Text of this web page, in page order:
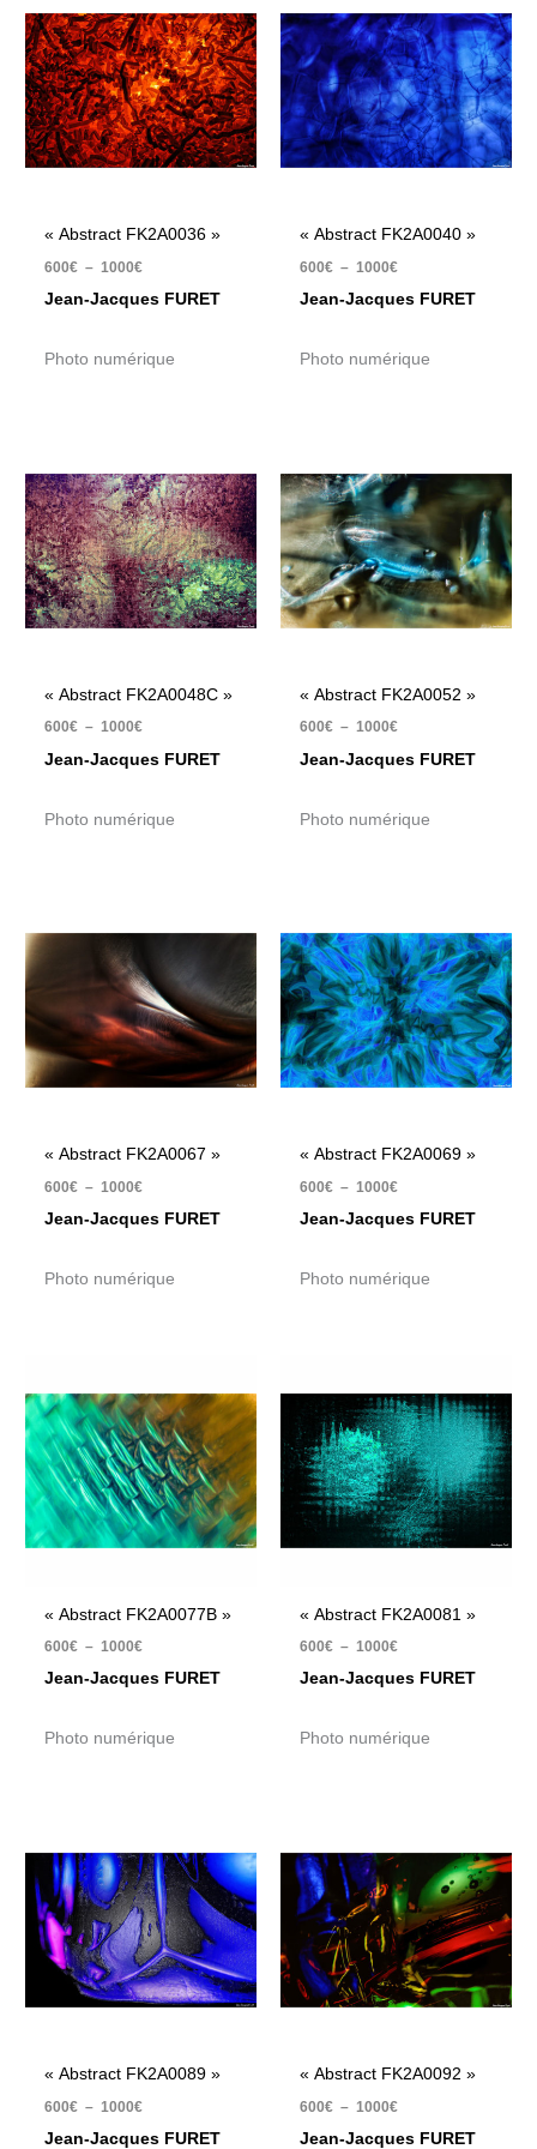
« Abstract FK2A0036 »
600€ – 1000€
prix :
600€
à
1000€
Jean-Jacques FURET
Photo numérique
« Abstract FK2A0040 »
600€ – 1000€
prix :
600€
à
1000€
Jean-Jacques FURET
Photo numérique
« Abstract FK2A0048C »
600€ – 1000€
prix :
600€
à
1000€
Jean-Jacques FURET
Photo numérique
« Abstract FK2A0052 »
600€ – 1000€
prix :
600€
à
1000€
Jean-Jacques FURET
Photo numérique
« Abstract FK2A0067 »
600€ – 1000€
à
1000€
Jean-Jacques FURET
Photo numérique
« Abstract FK2A0069 »
600€ – 1000€
prix :
600€
à
1000€
Jean-Jacques FURET
Photo numérique
« Abstract FK2A0077B »
600€ – 1000€
prix :
600€
à
1000€
Jean-Jacques FURET
Photo numérique
« Abstract FK2A0081 »
600€ – 1000€
prix :
600€
à
1000€
Jean-Jacques FURET
Photo numérique
« Abstract FK2A0089 »
600€ – 1000€
prix :
600€
à
1000€
Jean-Jacques FURET
« Abstract FK2A0092 »
600€ – 1000€
prix :
600€
à
1000€
Jean-Jacques FURET